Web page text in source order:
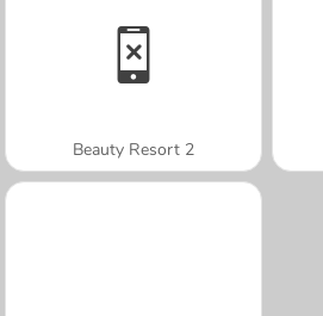
Beauty Resort 2